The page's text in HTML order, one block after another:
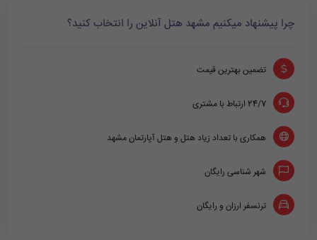
چرا پیشنهاد میکنیم مشهد هتل آنلاین را انتخاب کنید؟
تضمین بهترین قیمت
24/7 ارتباط با مشتری
همکاری با تعداد زیاد هتل و هتل آپارتمان مشهد
شهر شناسی رایگان
ترنسفر ارزان و رایگان